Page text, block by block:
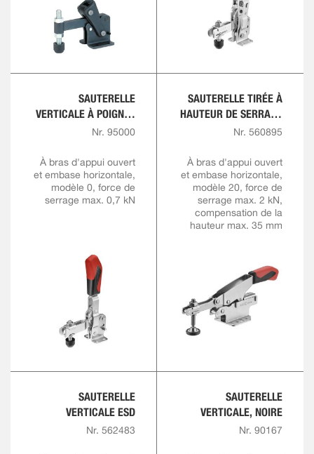
SAUTERELLE
VERTICALE À POIGNÉE
ROUGE
Nr. 95000
À bras d'appui ouvert
et embase horizontale,
modèle 0, force de
serrage max. 0,7 kN
SAUTERELLE TIRÉE À
HAUTEUR DE SERRAGE
VARIABLE
Nr. 560895
À bras d'appui ouvert
et embase horizontale,
modèle 20, force de
serrage max. 2 kN,
compensation de la
hauteur max. 35 mm
SAUTERELLE
VERTICALE ESD
Nr. 562483
SAUTERELLE
VERTICALE, NOIRE
Nr. 90167